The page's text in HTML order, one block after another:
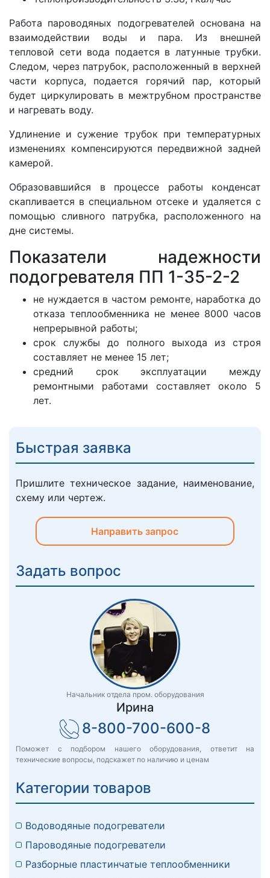
Работа пароводяных подогревателей основана на
взаимодействии воды и пара. Из внешней
тепловой сети вода подается в латунные трубки.
Следом, через патрубок, расположенный в верхней
части корпуса, подается горячий пар, который
будет циркулировать в межтрубном пространстве
и нагревать воду.
Удлинение и сужение трубок при температурных
изменениях компенсируются передвижной задней
камерой.
Образовавшийся в процессе работы конденсат
скапливается в специальном отсеке и удаляется с
помощью сливного патрубка, расположенного на
дне системы.
Показатели надежности
подогревателя ПП 1-35-2-2
не нуждается в частом ремонте, наработка до
отказа теплообменника не менее 8000 часов
непрерывной работы;
срок службы до полного выхода из строя
составляет не менее 15 лет;
средний срок эксплуатации между
ремонтными работами составляет около 5
лет.
Быстрая заявка
Пришлите техническое задание, наименование,
схему или чертеж.
Направить запрос
Задать вопрос
Начальник отдела пром. оборудования
Ирина
8-800-700-600-8
Поможет с подбором нашего оборудования, ответит на
технические вопросы, подскажет по наличию и ценам
Категории товаров
Водоводяные подогреватели
Пароводяные подогреватели
Разборные пластинчатые теплообменники